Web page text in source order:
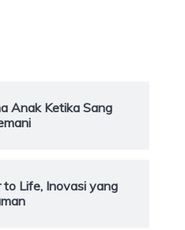
Anak Ketika Sang
to Life, Inovasi yang